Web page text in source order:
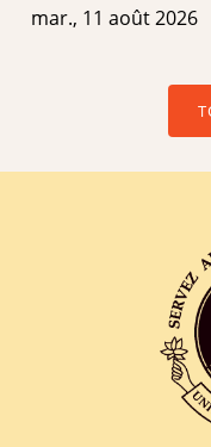
mar., 11 août 2026